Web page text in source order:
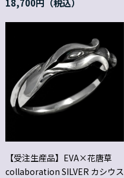
18,700円
【受注生産品】EVA×花唐草
collaboration SILVER カシウス